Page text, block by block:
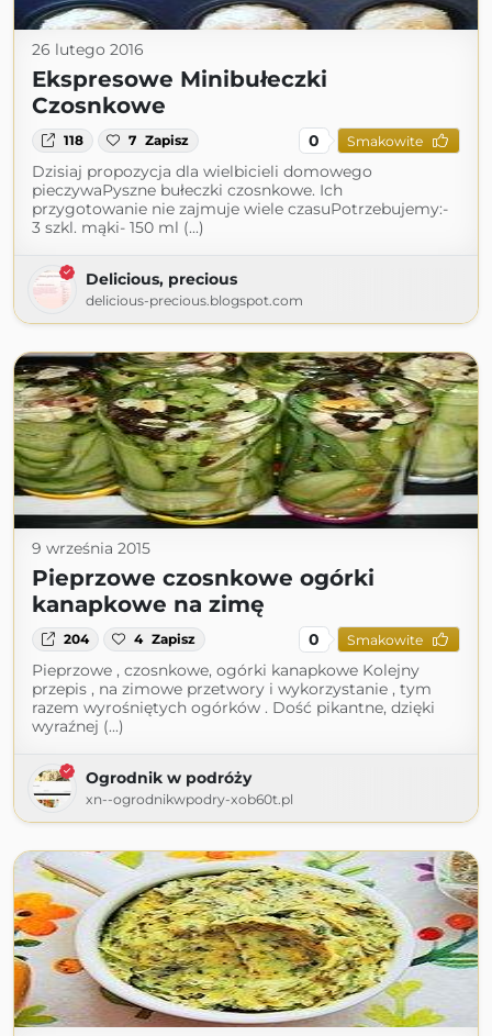
26 lutego 2016
Ekspresowe Minibułeczki
Czosnkowe
118 7 Zapisz 0 Smakowite
Dzisiaj propozycja dla wielbicieli domowego
pieczywaPyszne bułeczki czosnkowe. Ich
przygotowanie nie zajmuje wiele czasuPotrzebujemy:-
3 szkl. mąki- 150 ml (...)
Delicious, precious
delicious-precious.blogspot.com
9 września 2015
Pieprzowe czosnkowe ogórki
kanapkowe na zimę
204 4 Zapisz 0 Smakowite
Pieprzowe , czosnkowe, ogórki kanapkowe Kolejny
przepis , na zimowe przetwory i wykorzystanie , tym
razem wyrośniętych ogórków . Dość pikantne, dzięki
wyraźnej (...)
Ogrodnik w podróży
xn--ogrodnikwpodry-xob60t.pl